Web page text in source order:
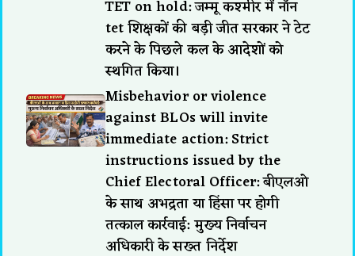
TET on hold: जम्मू कश्मीर में नॉन
tet शिक्षकों की बड़ी जीत सरकार ने टेट
करने के पिछले कल के आदेशों को
स्थगित किया।
Misbehavior or violence
against BLOs will invite
immediate action: Strict
instructions issued by the
Chief Electoral Officer: बीएलओ
के साथ अभद्रता या हिंसा पर होगी
तत्काल कार्रवाई: मुख्य निर्वाचन
अधिकारी के सख्त निर्देश